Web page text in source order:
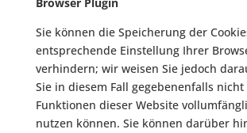
Sie können die Speicherung der
entsprechende Einstellung Ihrer
verhindern; wir weisen Sie jedoch
Sie in diesem Fall gegebenenfalls
Funktionen dieser Website
nutzen können. Sie können darüber